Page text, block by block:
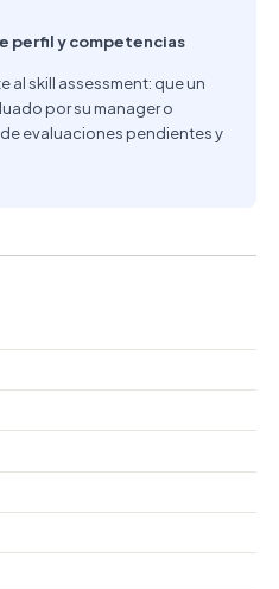
perfil y competencias
al skill assessment: que un
por su manager o
evaluaciones pendientes y